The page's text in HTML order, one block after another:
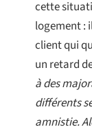
cette
logement :
client qui
un retard
à des
différents
amnistie.